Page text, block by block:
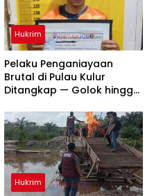
Hukrim
Pelaku Penganiayaan
Brutal di Pulau Kulur
Ditangkap — Golok hingga
Diamankan Polisi
Hukrim